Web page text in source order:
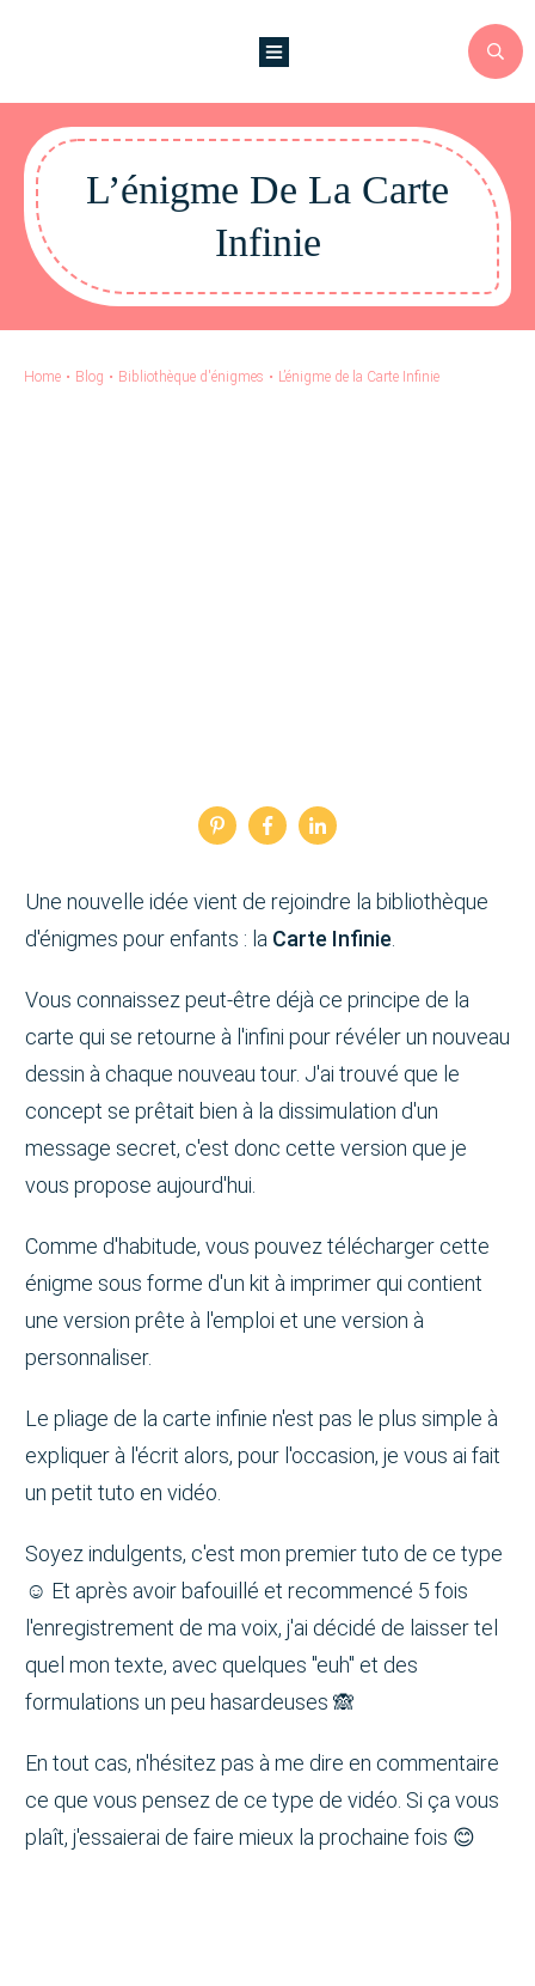
L’énigme De La Carte
Infinie
Home • Blog • Bibliothèque d'énigmes • L’énigme de la Carte Infinie
Une nouvelle idée vient de rejoindre la bibliothèque
d'énigmes pour enfants : la Carte Infinie
Vous connaissez peut-être déjà ce principe de la
carte qui se retourne à l'infini pour révéler un nouveau
dessin à chaque nouveau tour. J'ai trouvé que le
concept se prêtait bien à la dissimulation d'un
message secret, c'est donc cette version que je
vous propose aujourd'hui.
Comme d'habitude, vous pouvez télécharger cette
énigme sous forme d'un kit à imprimer qui contient
une version prête à l'emploi et une version à
personnaliser.
Le pliage de la carte infinie n'est pas le plus simple à
expliquer à l'écrit alors, pour l'occasion, je vous ai fait
un petit tuto en vidéo.
Soyez indulgents, c'est mon premier tuto de ce type
☺️ Et après avoir bafouillé et recommencé 5 fois
l'enregistrement de ma voix, j'ai décidé de laisser tel
quel mon texte, avec quelques "euh" et des
formulations un peu hasardeuses 🙈
En tout cas, n'hésitez pas à me dire en commentaire
ce que vous pensez de ce type de vidéo. Si ça vous
plaît, j'essaierai de faire mieux la prochaine fois 😊